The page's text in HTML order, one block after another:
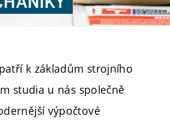
k základům strojního
studia u nás společně
výpočtové